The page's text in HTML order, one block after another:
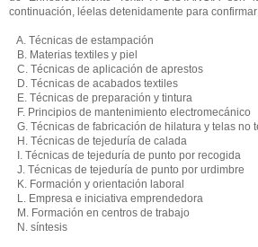
continuación, léelas detenidamente para
A. Técnicas de estampación
B. Materias textiles y piel
C. Técnicas de aplicación de aprestos
D. Técnicas de acabados textiles
E. Técnicas de preparación y tintura
F. Principios de mantenimiento electromecánico
G. Técnicas de fabricación de hilatura y telas no
H. Técnicas de tejeduría de calada
I. Técnicas de tejeduría de punto por recogida
J. Técnicas de tejeduría de punto por urdimbre
K. Formación y orientación laboral
L. Empresa e iniciativa emprendedora
M. Formación en centros de trabajo
N. síntesis